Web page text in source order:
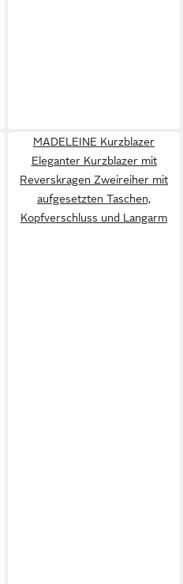
MADELEINE Kurzblazer
Eleganter Kurzblazer mit
Reverskragen Zweireiher mit
aufgesetzten Taschen,
Kopfverschluss und Langarm